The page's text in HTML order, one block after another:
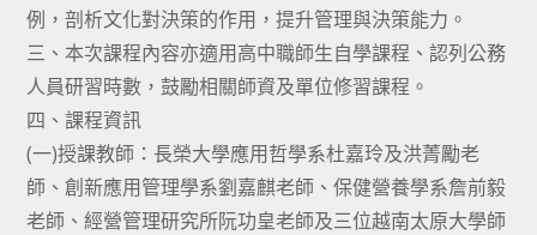
例，剖析文化對決策的作用，提升管理與決策能力。
三、本次課程內容亦適用高中職師生自學課程、認列公務
人員研習時數，鼓勵相關師資及單位修習課程。
四、課程資訊
(一)授課教師：長榮大學應用哲學系杜嘉玲及洪菁勵老
師、創新應用管理學系劉嘉麒老師、保健營養學系詹前毅
老師、經營管理研究所阮功皇老師及三位越南太原大學師